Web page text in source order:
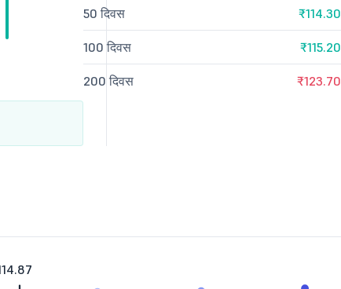
50 दिवस ₹114.30
100 दिवस ₹115.20
200 दिवस ₹123.70